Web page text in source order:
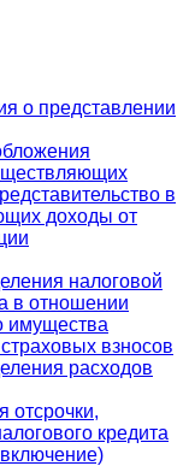
о представлении
в
доходы от
налоговой
в отношении
имущества
взносов
расходов
отсрочки,
кредита